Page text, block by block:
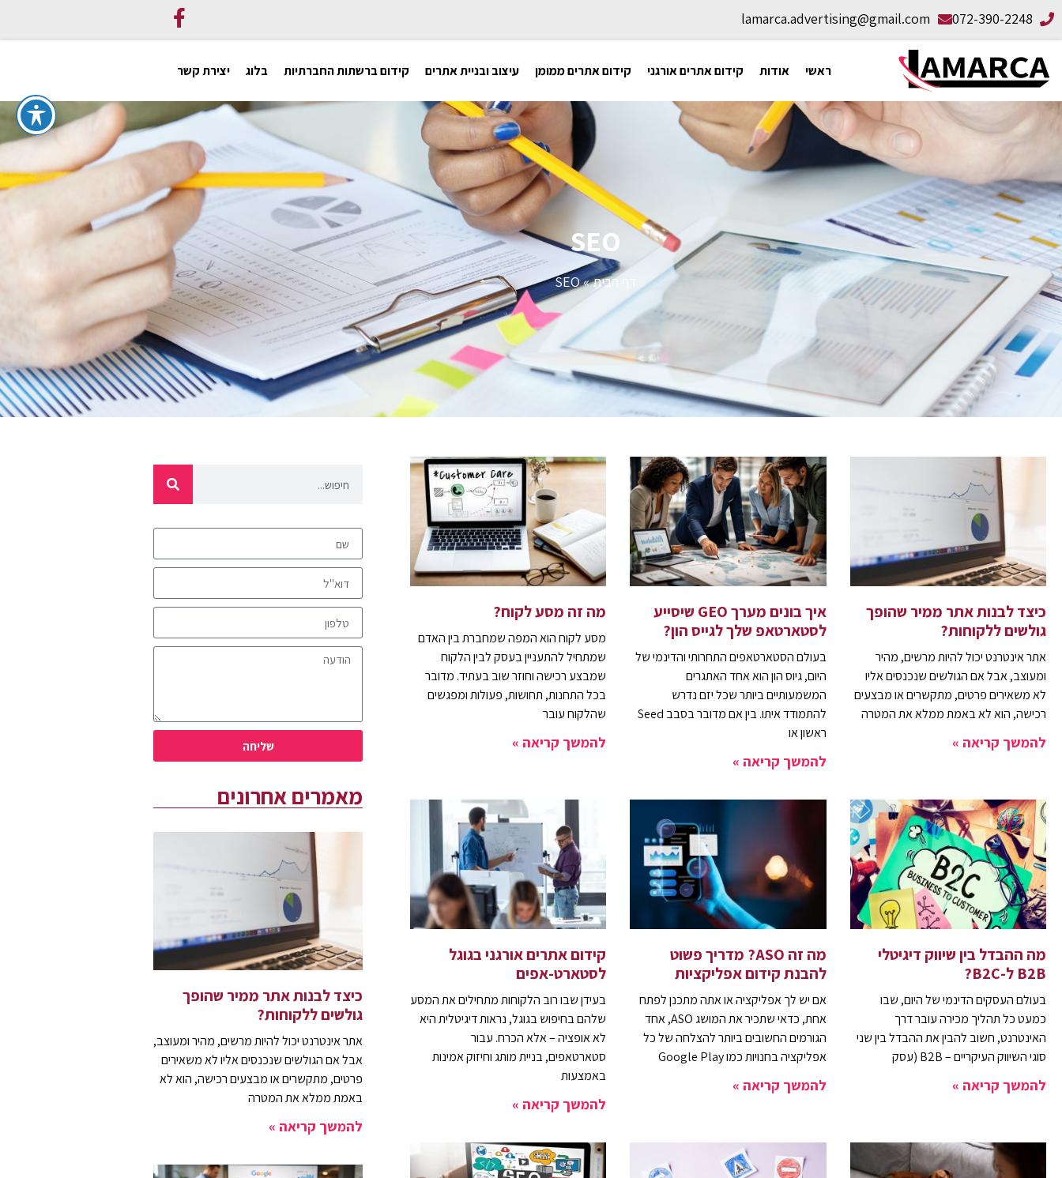
072-390-2248
lamarca.advertising@gmail.com
ראשי אודות קידום אתרים אורגני קידום אתרים ממומן עיצוב ובניית אתרים קידום ברשתות החברתיות בלוג יצירת קשר
SEO
דף הבית»
SEO
כיצד לבנות אתר ממיר שהופך
גולשים ללקוחות?
אתר אינטרנט יכול להיות מרשים, מהיר
ומעוצב, אבל אם הגולשים שנכנסים אליו
לא משאירים פרטים, מתקשרים או מבצעים
רכישה, הוא לא באמת ממלא את המטרה
להמשך קריאה »
איך בונים מערך GEO שיסייע
לסטארטאפ שלך לגייס הון?
בעולם הסטארטאפים התחרותי והדינמי של
היום, גיוס הון הוא אחד האתגרים
המשמעותיים ביותר שכל יזם נדרש
להתמודד איתו. בין אם מדובר בסבב Seed
ראשון או
להמשך קריאה »
מה זה מסע לקוח?
מסע לקוח הוא המפה שמחברת בין האדם
שמתחיל להתעניין בעסק לבין הלקוח
שמבצע רכישה וחוזר שוב בעתיד. מדובר
בכל התחנות, תחושות, פעולות ומפגשים
שהלקוח עובר
להמשך קריאה »
מה ההבדל בין שיווק דיגיטלי
B2B ל-B2C?
בעולם העסקים הדינמי של היום, שבו
כמעט כל תהליך מכירה עובר דרך
האינטרנט, חשוב להבין את ההבדל בין שני
סוגי השיווק העיקריים – B2B (עסק
להמשך קריאה »
מה זה ASO? מדריך פשוט
להבנת קידום אפליקציות
אם יש לך אפליקציה או אתה מתכנן לפתח
אחת, כדאי שתכיר את המושג ASO, אחד
הגורמים החשובים ביותר להצלחה של כל
אפליקציה בחנויות כמו Google Play
להמשך קריאה »
קידום אתרים אורגני בגוגל
לסטארט-אפים
בעידן שבו רוב הלקוחות מתחילים את המסע
שלהם בחיפוש בגוגל, נראות דיגיטלית היא
לא אופציה – אלא הכרח. עבור
סטארטאפים, בניית מותג וחיזוק אמינות
באמצעות
להמשך קריאה »
שליחה
מאמרים אחרונים
כיצד לבנות אתר ממיר שהופך
גולשים ללקוחות?
אתר אינטרנט יכול להיות מרשים, מהיר ומעוצב,
אבל אם הגולשים שנכנסים אליו לא משאירים
פרטים, מתקשרים או מבצעים רכישה, הוא לא
באמת ממלא את המטרה
להמשך קריאה »